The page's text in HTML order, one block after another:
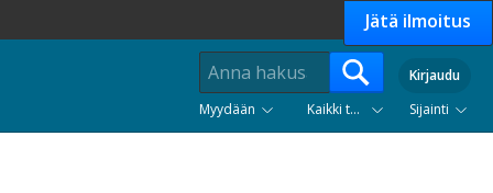
Jätä ilmoitus
Kirjaudu
Myydään
Kaikki tuoteryhmät Sijainti